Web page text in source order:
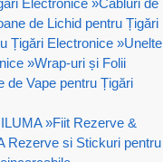
Electronice »Cabluri de
de Lichid pentru Țigări
Țigări Electronice »Unelte
»Wrap-uri și Folii
de Vape pentru Țigări
»Fiit Rezerve &
Rezerve si Stickuri pentru